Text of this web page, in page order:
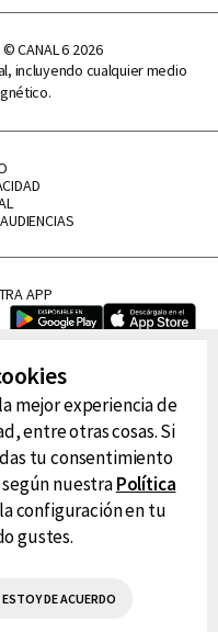
© CANAL 6 2026
incluyendo cualquier medio
APP
mejor experiencia de
entre otras cosas. Si
tu consentimiento
nuestraPolítica
configuración en tu
gustes.
ESTOY DE ACUERDO